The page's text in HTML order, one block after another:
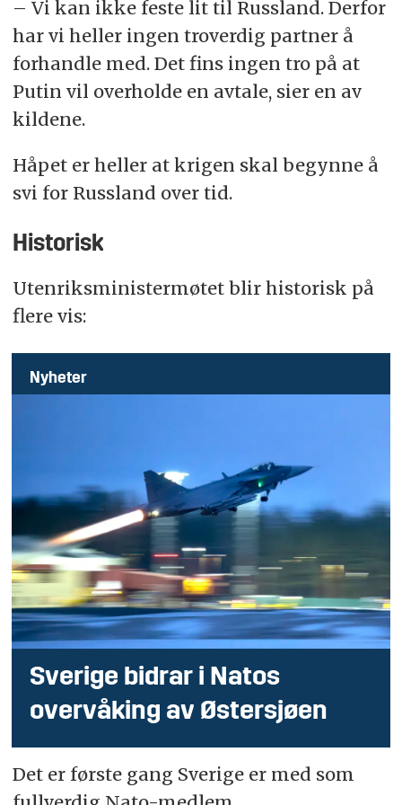
– Vi kan ikke feste lit til Russland. Derfor
har vi heller ingen troverdig partner å
forhandle med. Det fins ingen tro på at
Putin vil overholde en avtale, sier en av
kildene.
Håpet er heller at krigen skal begynne å
svi for Russland over tid.
Historisk
Utenriksministermøtet blir historisk på
flere vis:
Nyheter
Sverige bidrar i Natos
overvåking av Østersjøen
Det er første gang Sverige er med som